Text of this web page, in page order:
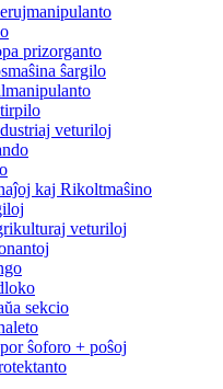
prizorganto
ŝargilo
veturiloj
kaj Rikoltmaŝino
veturiloj
sekcio
ŝoforo + poŝoj